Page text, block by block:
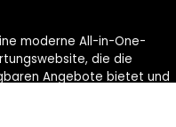
moderne All-in-One-
die die
Angebote bietet und